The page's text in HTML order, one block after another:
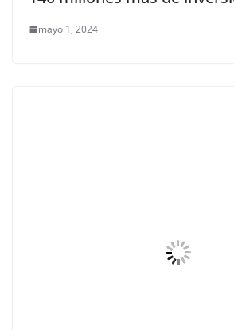
mayo 1, 2024